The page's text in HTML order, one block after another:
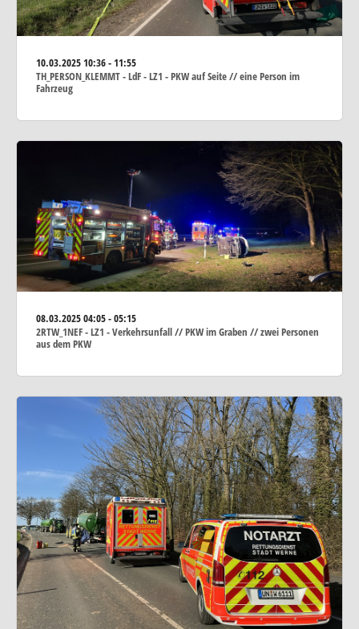
10.03.202510:36 - 11:55
TH_PERSON_KLEMMT - LdF - LZ1 - PKW auf Seite // eine Person im
Fahrzeug
08.03.202504:05 - 05:15
2RTW_1NEF - LZ1 - Verkehrsunfall // PKW im Graben // zwei Personen
aus dem PKW